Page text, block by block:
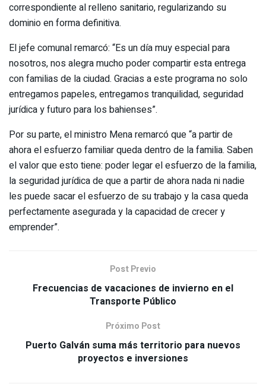
correspondiente al relleno sanitario, regularizando su
dominio en forma definitiva.
El jefe comunal remarcó: “Es un día muy especial para
nosotros, nos alegra mucho poder compartir esta entrega
con familias de la ciudad. Gracias a este programa no solo
entregamos papeles, entregamos tranquilidad, seguridad
jurídica y futuro para los bahienses”.
Por su parte, el ministro Mena remarcó que “a partir de
ahora el esfuerzo familiar queda dentro de la familia. Saben
el valor que esto tiene: poder legar el esfuerzo de la familia,
la seguridad jurídica de que a partir de ahora nada ni nadie
les puede sacar el esfuerzo de su trabajo y la casa queda
perfectamente asegurada y la capacidad de crecer y
emprender”.
Post Previo
Frecuencias de vacaciones de invierno en el
Transporte Público
Próximo Post
Puerto Galván suma más territorio para nuevos
proyectos e inversiones